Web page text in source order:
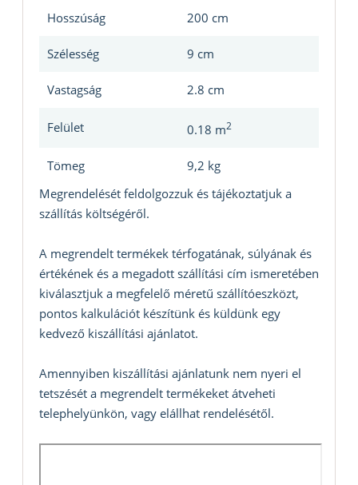
Hosszúság 200 cm
Szélesség 9 cm
Vastagság 2.8 cm
Felület 0.18 m2
Tömeg
9,2 kg
Megrendelését feldolgozzuk és tájékoztatjuk a
szállítás költségéről.
A megrendelt termékek térfogatának, súlyának és
értékének és a megadott szállítási cím ismeretében
kiválasztjuk a megfelelő méretű szállítóeszközt,
pontos kalkulációt készítünk és küldünk egy
kedvező kiszállítási ajánlatot.
Amennyiben kiszállítási ajánlatunk nem nyeri el
tetszését a megrendelt termékeket átveheti
telephelyünkön, vagy elállhat rendelésétől.